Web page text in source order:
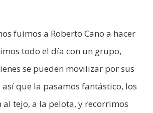
fuimos a Roberto Cano a hacer
todo el día con un grupo,
se pueden movilizar por sus
que la pasamos fantástico, los
tejo, a la pelota, y recorrimos